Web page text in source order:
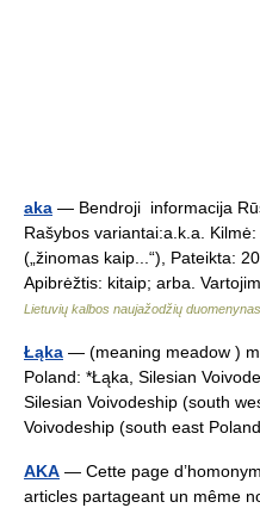
aka — Bendroji informacija
Rašybos variantai:a.k.a.
(„žinomas kaip...“), Pateikta:
Apibrėžtis: kitaip; arba.
Lietuvių kalbos naujažodžių duomenynas
Łąka — (meaning meadow )
Poland: *Łąka, Silesian
Silesian Voivodeship (south
Voivodeship (south east
AKA — Cette page
articles partageant un même